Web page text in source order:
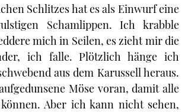
Schlitzes hat es als Einwurf eine
Schamlippen. Ich krabble
mich in Seilen, es zieht mir die
ich falle. Plötzlich hänge ich
aus dem Karussell heraus.
Möse voran, damit alle
Aber ich kann nicht sehen,